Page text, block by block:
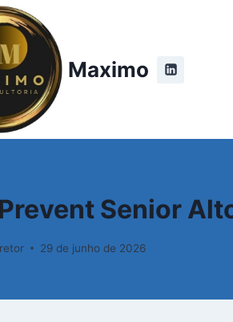
Maximo
Prevent Senior
29 de junho de 2026